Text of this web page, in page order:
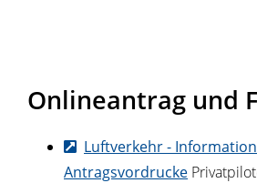
Onlineantrag und
Luftverkehr -
Antragsvordrucke